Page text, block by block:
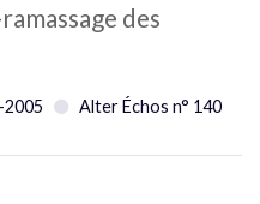
des
Alter Échos n° 140